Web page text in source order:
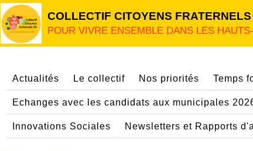
COLLECTIF CITOYENS FRATERNELS
POUR VIVRE ENSEMBLE DANS LES
Actualités Le collectif Nos priorités Temps
Echanges avec les candidats aux municipales
Innovations Sociales Newsletters et Rapports